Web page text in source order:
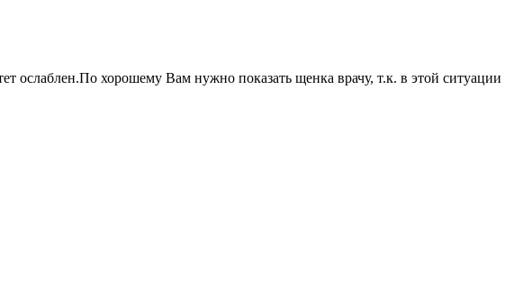
ослаблен.По хорошему Вам нужно показать щенка врачу, т.к. в этой ситуации